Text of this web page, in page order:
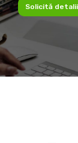
Solicită detalii